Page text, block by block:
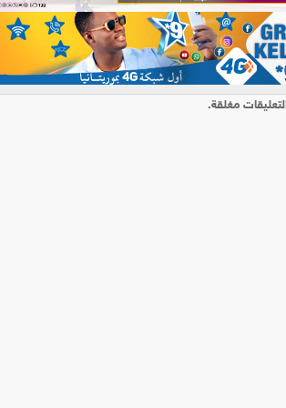
مغلقة.